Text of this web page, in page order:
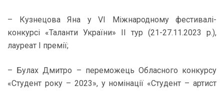
– Кузнецова Яна у VІ Міжнародному фестивалі-
конкурсі «Таланти України» ІІ тур (21-27.11.2023 р.),
лауреат І премії;
– Булах Дмитро – переможець Обласного конкурсу
«Студент року – 2023», у номінації «Студент – артист